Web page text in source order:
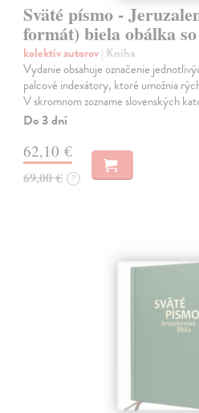
Sväté písmo -
formát) biela obálka
kolektív autorov| Kniha
Vydanie obsahuje označenie
palcové indexátory, ktoré umožnia
V skromnom zozname slovenských
Do 3 dní
62,10 €
69,00 € ?